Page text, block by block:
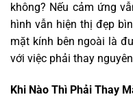
không? Nếu cảm ứng
hình vẫn hiện thị đẹp
mặt kính bên ngoài là
với việc phải thay
Khi Nào Thì Phải Thay